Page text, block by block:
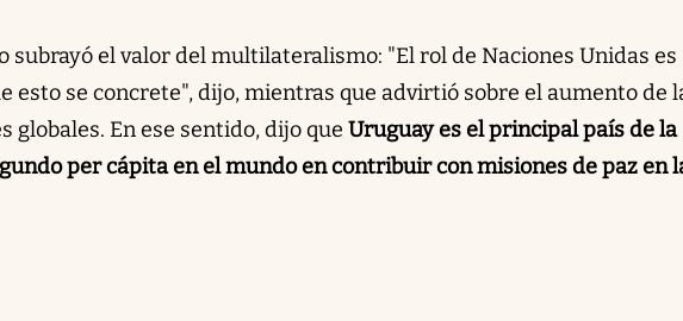
subrayó el valor del multilateralismo: "El rol de Naciones Unidas es
esto se concrete", dijo, mientras que advirtió sobre el aumento de
globales. En ese sentido, dijo que Uruguay es el principal país de la
per cápita en el mundo en contribuir con misiones de paz en